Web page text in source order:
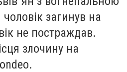
загинув на
не постраждав.
злочину на